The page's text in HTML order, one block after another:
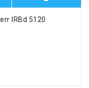
IRBd 5120